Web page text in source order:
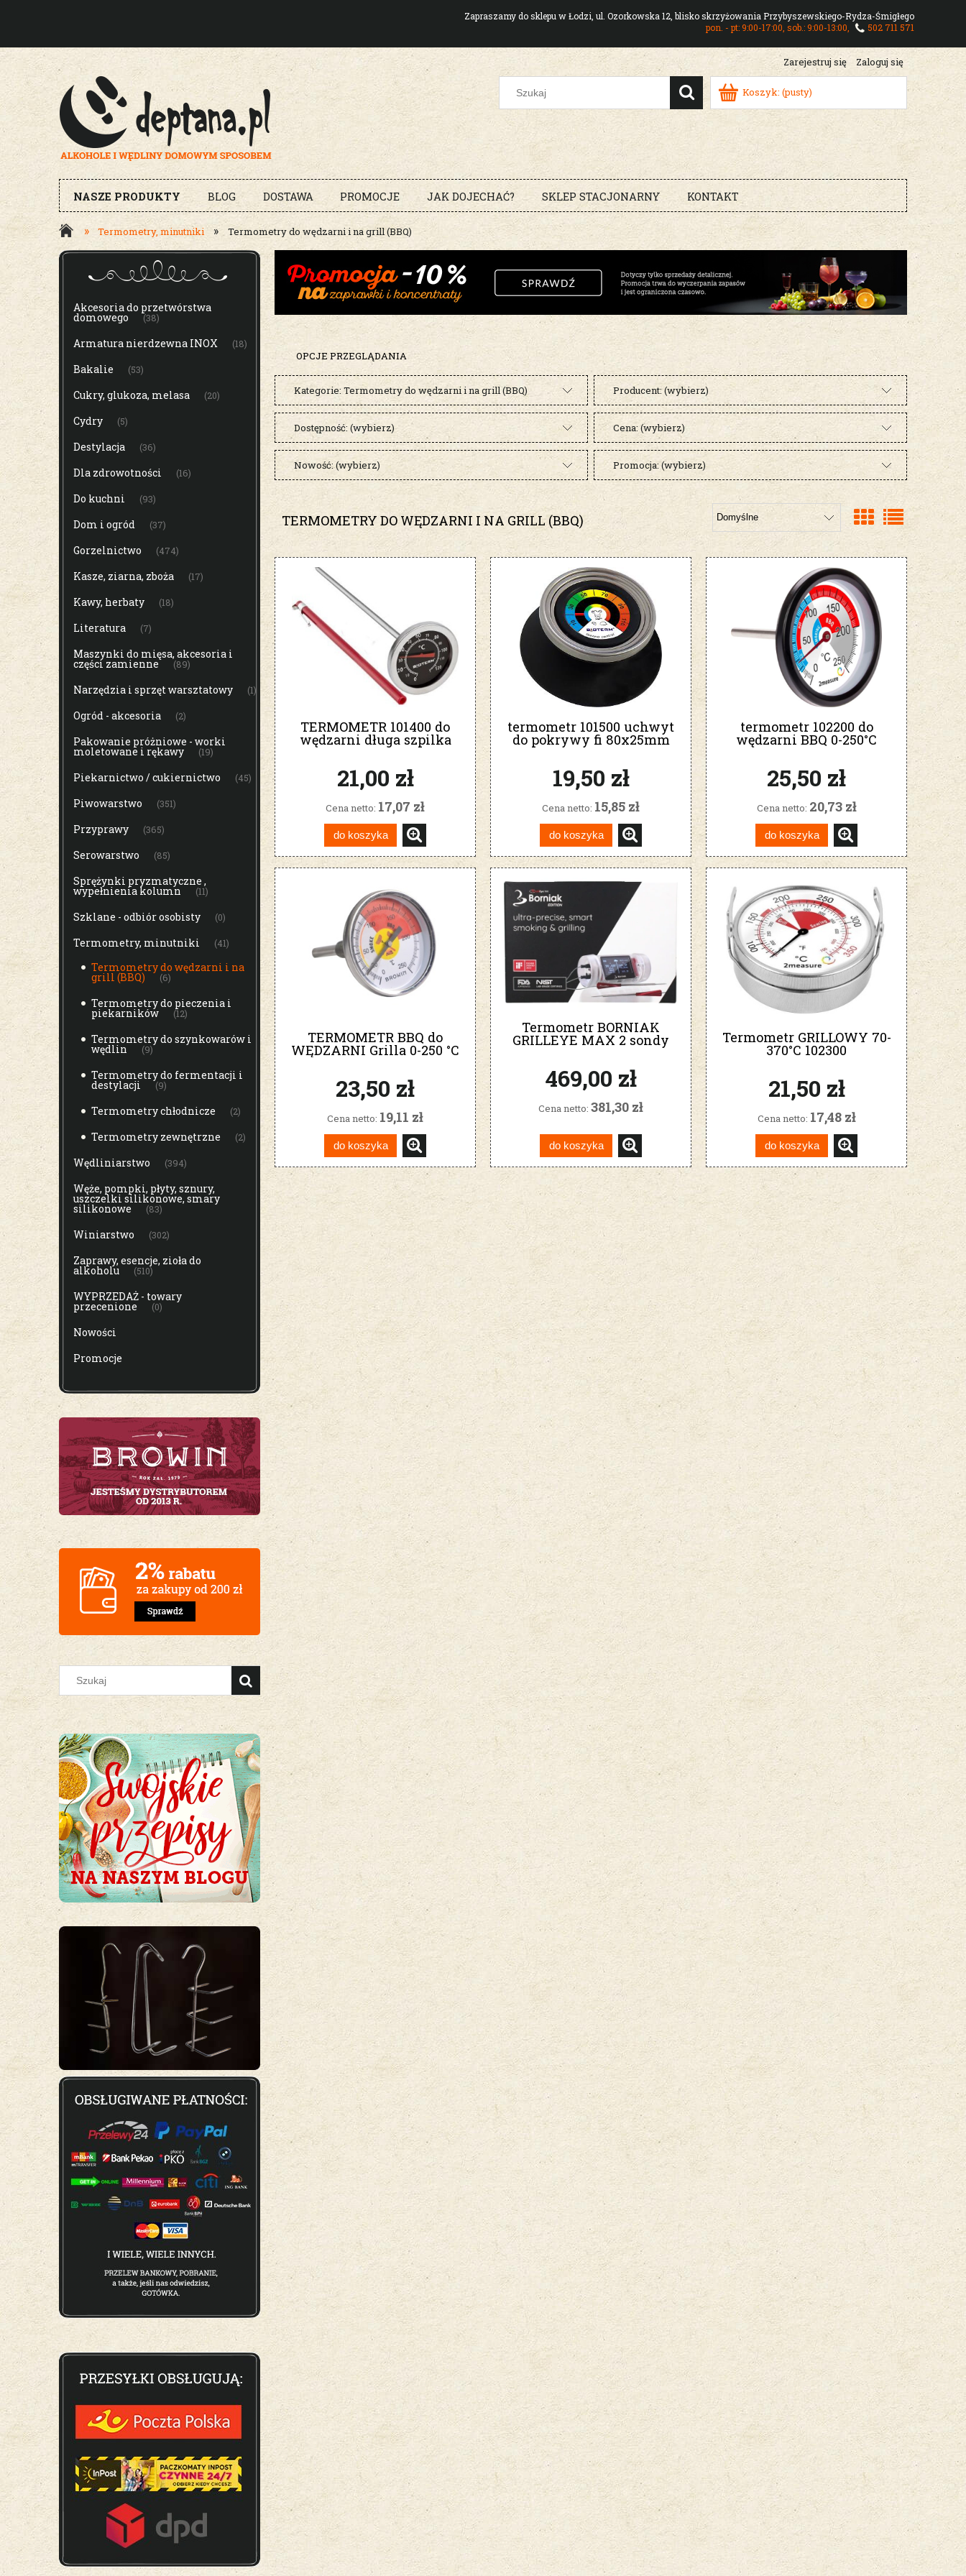
Zapraszamy do sklepu w Łodzi, ul. Ozorkowska 12, blisko skrzyżowania Przybyszewskiego-Rydza-Śmigłego
pon. - pt: 9:00-17:00, sob.: 9:00-13:00,
502 711 571
Zarejestruj się Zaloguj się
Koszyk: (pusty)
NASZE PRODUKTY BLOG DOSTAWA PROMOCJE JAK DOJECHAĆ? SKLEP STACJONARNY KONTAKT
» Termometry, minutniki » Termometry do wędzarni i na grill (BBQ)
MENU
Akcesoria do przetwórstwa
domowego (38)
Armatura nierdzewna INOX (18)
Bakalie (53)
Cukry, glukoza, melasa (20)
Cydry (5)
Destylacja (36)
Dla zdrowotności (16)
Do kuchni (93)
Dom i ogród (37)
Gorzelnictwo (474)
Kasze, ziarna, zboża (17)
Kawy, herbaty (18)
Literatura (7)
Maszynki do mięsa, akcesoria i
części zamienne (89)
Narzędzia i sprzęt warsztatowy (1)
Ogród - akcesoria (2)
Pakowanie próżniowe - worki
moletowane i rękawy (19)
Piekarnictwo / cukiernictwo (45)
Piwowarstwo (351)
Przyprawy (365)
Serowarstwo (85)
Sprężynki pryzmatyczne ,
wypełnienia kolumn (11)
Szklane - odbiór osobisty (0)
Termometry, minutniki (41)
Termometry do wędzarni i na
grill (BBQ) (6)
Termometry do pieczenia i
piekarników (12)
Termometry do szynkowarów i
wędlin (9)
Termometry do fermentacji i
destylacji (9)
Termometry chłodnicze (2)
Termometry zewnętrzne (2)
Wędliniarstwo (394)
Węże, pompki, płyty, sznury,
uszczelki silikonowe, smary
silikonowe (83)
Winiarstwo (302)
Zaprawy, esencje, zioła do
alkoholu (510)
WYPRZEDAŻ - towary
przecenione (0)
Nowości
Promocje
OPCJE PRZEGLĄDANIA
Kategorie: Termometry do wędzarni i na grill (BBQ) Producent: (wybierz)
Dostępność: (wybierz) Cena: (wybierz)
Nowość: (wybierz) Promocja: (wybierz)
TERMOMETRY DO WĘDZARNI I NA GRILL (BBQ)
TERMOMETR 101400 do
wędzarni długa szpilka
21,00 zł
Cena netto: 17,07 zł
do koszyka
termometr 101500 uchwyt
do pokrywy fi 80x25mm
19,50 zł
Cena netto: 15,85 zł
do koszyka
termometr 102200 do
wędzarni BBQ 0-250°C
25,50 zł
Cena netto: 20,73 zł
do koszyka
TERMOMETR BBQ do
WĘDZARNI Grilla 0-250 °C
23,50 zł
Cena netto: 19,11 zł
do koszyka
Termometr BORNIAK
GRILLEYE MAX 2 sondy
469,00 zł
Cena netto: 381,30 zł
do koszyka
Termometr GRILLOWY 70-
370°C 102300
21,50 zł
Cena netto: 17,48 zł
do koszyka